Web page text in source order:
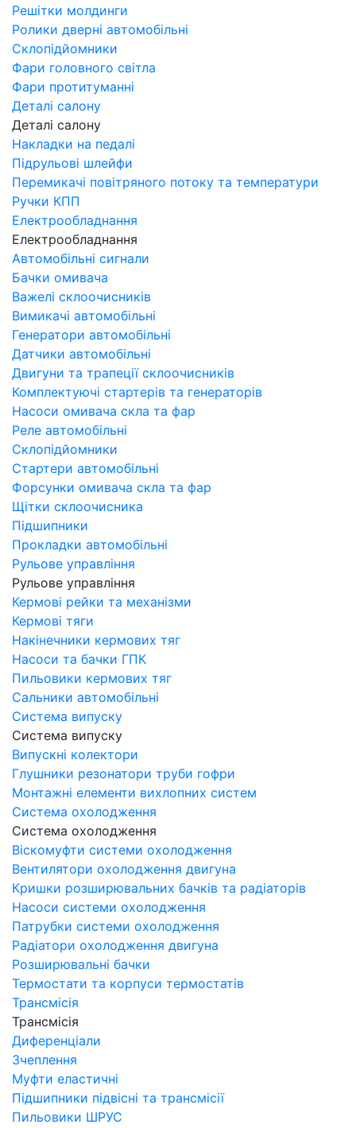
Решітки молдинги
Ролики дверні автомобільні
Склопідйомники
Фари головного світла
Фари протитуманні
Деталі салону
Деталі салону
Накладки на педалі
Підрульові шлейфи
Перемикачі повітряного потоку та температури
Ручки КПП
Електрообладнання
Електрообладнання
Автомобільні сигнали
Бачки омивача
Важелі склоочисників
Вимикачі автомобільні
Генератори автомобільні
Датчики автомобільні
Двигуни та трапеції склоочисників
Комплектуючі стартерів та генераторів
Насоси омивача скла та фар
Реле автомобільні
Склопідйомники
Стартери автомобільні
Форсунки омивача скла та фар
Щітки склоочисника
Підшипники
Прокладки автомобільні
Рульове управління
Рульове управління
Кермові рейки та механізми
Кермові тяги
Накінечники кермових тяг
Насоси та бачки ГПК
Пильовики кермових тяг
Сальники автомобільні
Система випуску
Система випуску
Випускні колектори
Глушники резонатори труби гофри
Монтажні елементи вихлопних систем
Система охолодження
Система охолодження
Віскомуфти системи охолодження
Вентилятори охолодження двигуна
Кришки розширювальних бачків та радіаторів
Насоси системи охолодження
Патрубки системи охолодження
Радіатори охолодження двигуна
Розширювальні бачки
Термостати та корпуси термостатів
Трансмісія
Трансмісія
Диференціали
Зчеплення
Муфти еластичні
Підшипники підвісні та трансмісії
Пильовики ШРУС